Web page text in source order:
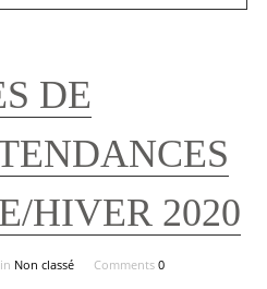
DE
HIVER 2020
Non classé Comments 0